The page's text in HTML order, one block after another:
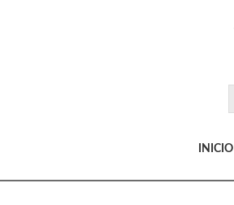
INICIO